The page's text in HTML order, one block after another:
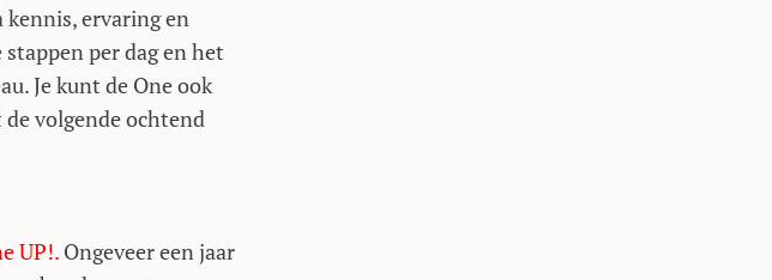
ervaring en
per dag en het
Je kunt de One ook
volgende ochtend
UP!. Ongeveer een jaar